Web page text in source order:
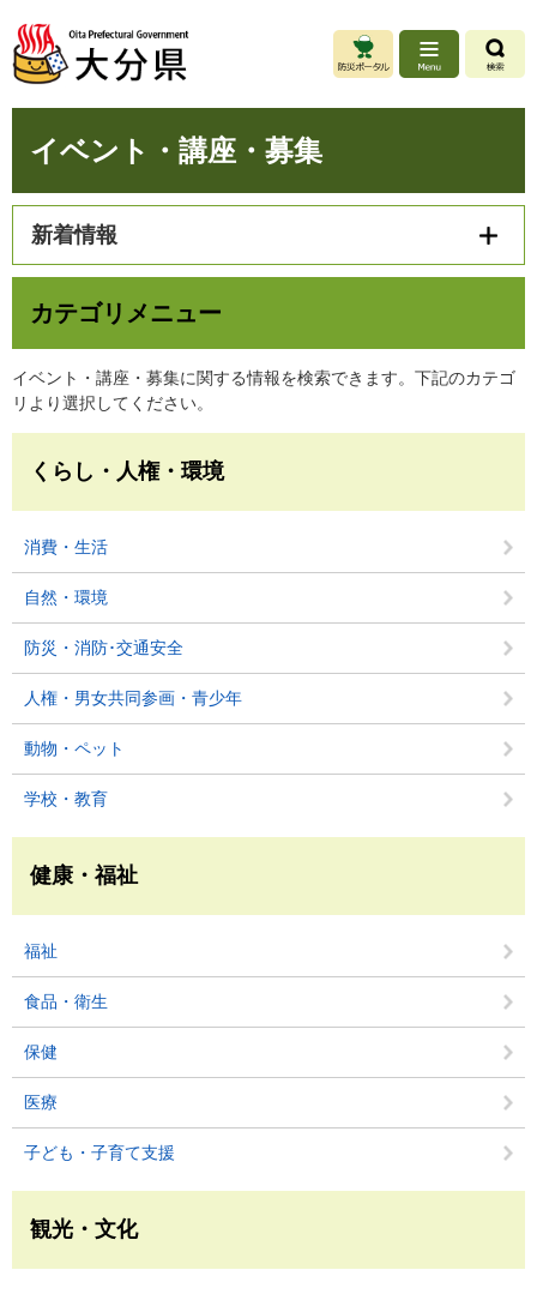
ジ
先
ュ
を
文
イベント・講座・募集
新着情報
カテゴリメニュー
イベント・講座・募集に関する情報を検索できます。下記のカテゴ
リより選択してください。
くらし・人権・環境
消費・生活
自然・環境
防災・消防･交通安全
人権・男女共同参画・青少年
動物・ペット
学校・教育
健康・福祉
福祉
食品・衛生
保健
医療
子ども・子育て支援
観光・文化